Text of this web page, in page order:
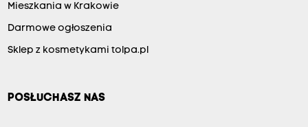
Mieszkania w Krakowie
Darmowe ogłoszenia
Sklep z kosmetykami tolpa.pl
POSŁUCHASZ NAS